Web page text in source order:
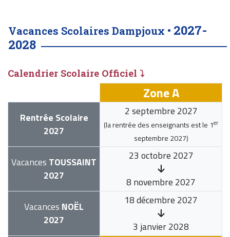
Vacances Scolaires Dampjoux • 2027-
2028
Calendrier Scolaire Officiel ⤵
Zone A
Rentrée Scolaire
2027
2 septembre 2027
(la rentrée des enseignants est le 1er
septembre 2027)
Vacances TOUSSAINT
2027
23 octobre 2027
8 novembre 2027
Vacances NOËL
2027
18 décembre 2027
3 janvier 2028